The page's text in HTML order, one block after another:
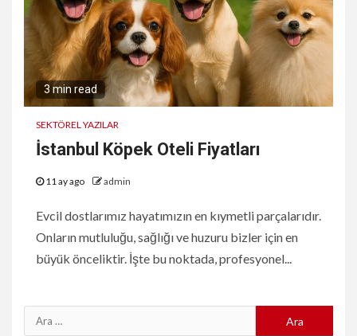
3 min read
SEKTÖREL YAZILAR
İstanbul Köpek Oteli Fiyatları
11 ay ago admin
Evcil dostlarımız hayatımızın en kıymetli parçalarıdır.
Onların mutluluğu, sağlığı ve huzuru bizler için en
büyük önceliktir. İşte bu noktada, profesyonel...
Arama: